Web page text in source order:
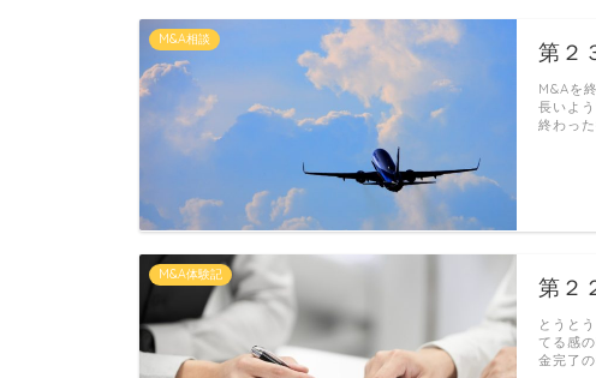
M&A相談 第２
M&Aを
長いよ
終わっ
M&A体験記 第２
とうと
てる感
金完了